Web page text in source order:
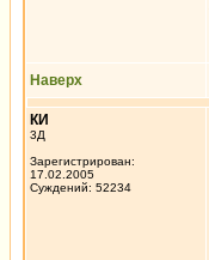
Наверх
КИ
3Д
Зарегистрирован:
17.02.2005
Суждений: 52234